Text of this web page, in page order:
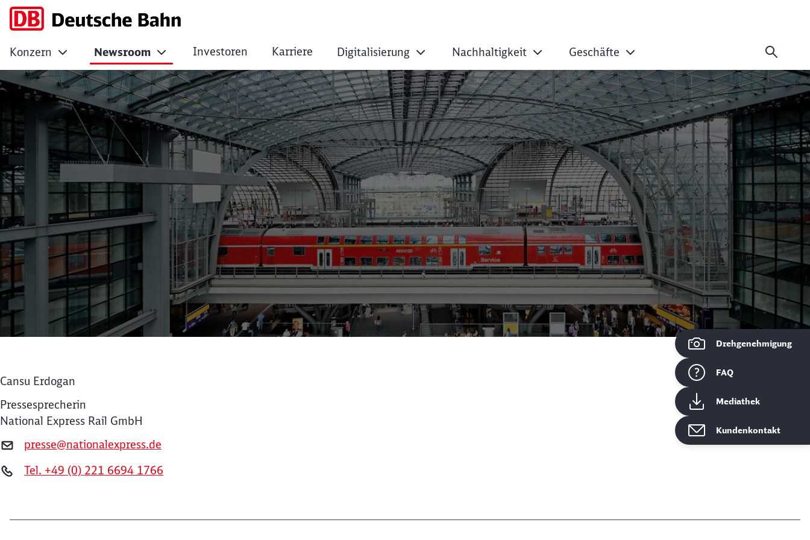
No Page Title
Konzern Newsroom Investoren Karriere Digitalisierung Nachhaltigkeit Geschäfte
Drehgenehmigung
FAQ
Mediathek
Kundenkontakt
Cansu Erdogan
Pressesprecherin
National Express Rail GmbH
presse@nationalexpress.de
Tel. +49 (0) 221 6694 1766